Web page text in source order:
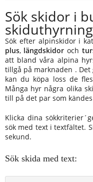
Sök skidor i
skiduthyrning
Sök efter alpinskidor i
plus, längdskidor och
att bland våra alpina
tillgå på marknaden .
kan du köpa loss de
Många hyr några olika
till på det par som
Klicka dina
sök med text i textfältet.
sekund.
Sök skida med text: